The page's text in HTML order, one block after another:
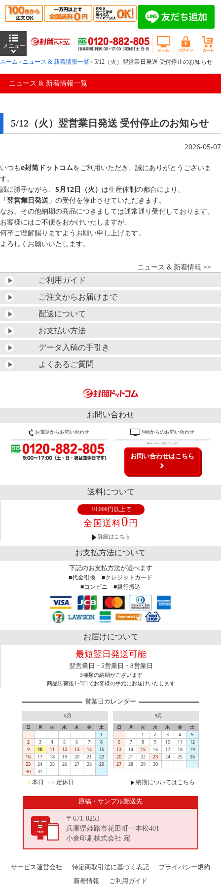
ホーム ニュース & 新着情報一覧 5/12（火）翌営業日発送 受付停止のお知らせ
ニュース & 新着情報一覧
5/12（火）翌営業日発送 受付停止のお知らせ
2026-05-07
いつもe封筒ドットコムをご利用いただき、誠にありがとうございま
す。
誠に勝手ながら、 5月12日（火） は生産体制の都合により、
「翌営業日発送」 の受付を停止させていただきます。
なお、その他納期の商品につきましては通常通り受付しております。
お客様にはご不便をおかけいたしますが、
何卒ご理解賜りますようお願い申し上げます。
よろしくお願いいたします。
ニュース & 新着情報 >>
ご利用ガイド
ご注文からお届けまで
配送について
お支払い方法
データ入稿の手引き
よくあるご質問
お問い合わせ
お電話からお問い合わせ Webからのお問い合わせ
無料サンプルもご用意しております
お問い合わせはこちら
送料について
10,000円以上で
全国送料0 円
詳細はこちら
お支払方法について
下記のお支払方法が選べます
■代金引換 ■クレジットカード
■コンビニ ■銀行振込
お届けについて
最短翌日発送可能
翌営業日・5営業日・8営業日
3種類の納期がございます
商品出荷後1~3日でお客様の手元にお届けいたします
営業日カレンダー
8月
日 月 火 水 木 金
土
1
2
3 4 5 6 7
8
9
10 11 12 13 14
15
16
17 18 19 20 21
22
23
24 25 26 27 28
29
30
31
9月
日 月 火 水 木 金
土
1
2 3 4
5
6
7 8 9 10 11
12
13
14 15 16 17 18
19
20
21 22 23 24 25
26
27
28 29 30
■ 本日 ■■ 定休日 納期についてはこちら
原稿・サンプル郵送先
〒671-0253
兵庫県姫路市花田町一本松401
小倉印刷株式会社 宛
サービス運営会社 特定商取引法に基づく表記
プライバシー規約
新着情報
ご利用ガイド